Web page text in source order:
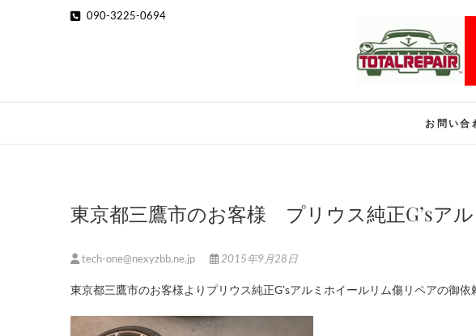
090-3225-0694
ホイー
お問い合
東京都三鷹市のお客様 プリウス純正G’sア
tech-one@nexyzbb.ne.jp 2015年9月28日
東京都三鷹市のお客様よりプリウス純正G’sアルミホイールリム傷リペアの御依